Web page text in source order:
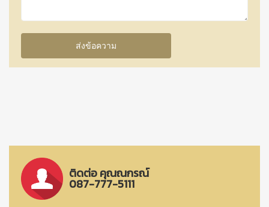
ติดต่อ คุณณกรณ์
087-777-5111